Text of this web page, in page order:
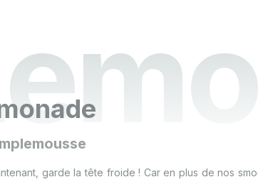
garde la tête froide ! Car en plus de nos